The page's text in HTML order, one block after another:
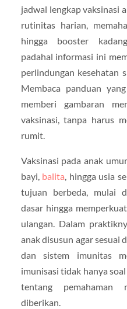
jadwal lengkap vaksinasi
rutinitas harian,
hingga booster
padahal informasi ini
perlindungan kesehatan
Membaca panduan
memberi gambaran
vaksinasi, tanpa harus
rumit.
Vaksinasi pada anak
bayi, balita, hingga usia
tujuan berbeda, mulai
dasar hingga
ulangan. Dalam
anak disusun agar sesuai
dan sistem imunitas
imunisasi tidak hanya
tentang pemahaman
diberikan.